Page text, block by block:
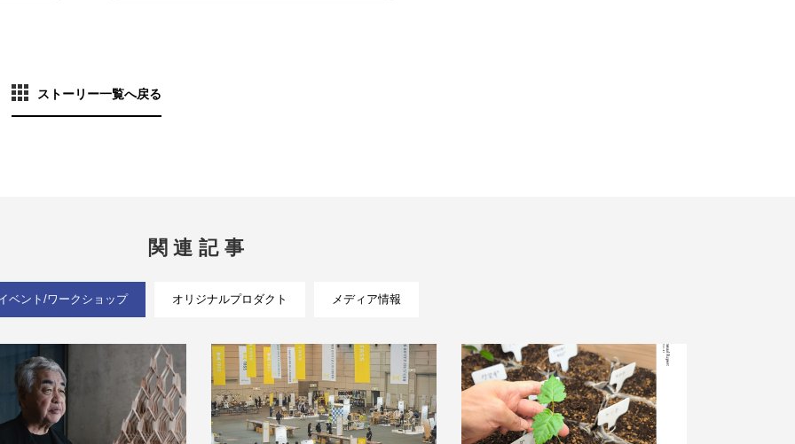
ストーリー一覧へ戻る
関連記事
ベント/ワークショップ オリジナルプロダクト メディア情報